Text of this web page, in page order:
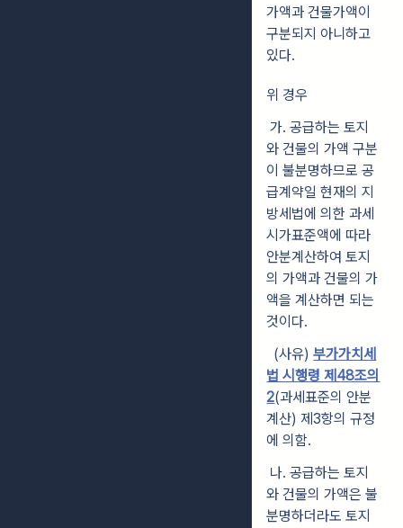
가액과 건물가액이
구분되지 아니하고
있다.
위 경우
가. 공급하는 토지
와 건물의 가액 구분
이 불분명하므로 공
급계약일 현재의 지
방세법에 의한 과세
시가표준액에 따라
안분계산하여 토지
의 가액과 건물의 가
액을 계산하면 되는
것이다.
(사유)부가가치세
법 시행령 제48조의
2(과세표준의 안분
계산) 제3항의 규정
에 의함.
나. 공급하는 토지
와 건물의 가액은 불
분명하더라도 토지